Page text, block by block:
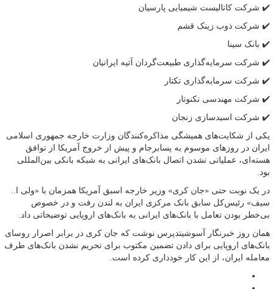
✔️ شرکت کاتالیست شیمیایی پارسیان
✔️ شرکت ذوب زینک قشم
✔️ بانک سینا
✔️ شرکت سرمایه‌گذاری طبیعت‌گردان آتیه ایرانیان
✔️ شرکت سرمایه‌گذاری تکتار
✔️ شرکت مهندسی تکنوتار
✔️ شرکت اسیدسازی زنجان
یکی از شکایت‌های همیشگی مذاکره‌کنندگان وزارت خارجه جمهوری اسلامی
ایران در روزهای موسوم به پسابرجام و پیش از خروج آمریکا از توافق
هسته‌ای، عملیاتی نشدن اتصال بانک‌های ایرانی به شبکه بانکی بین‌المللی
بود.
در یک نوبت حتی «جان کری» وزیر خارجه اسبق آمریکا همزمان با «ولی ا..
سیف» رئیس‌کل سابق بانک مرکزی ایران به لندن رفت و در خصوص
بی‌خطر بودن تعامل با بانک‌های ایرانی به بانک‌های اروپایی توضیحاتی داد.
همان روز خبرنگار آسوشیتدپرس نوشت که جان کری در برابر اصرار روسای
بانک‌های اروپایی برای دادن تضمین مکتوب برای تحریم نشدن بانک‌های طرف
معامله ایران، از این کار خودداری کرده است.